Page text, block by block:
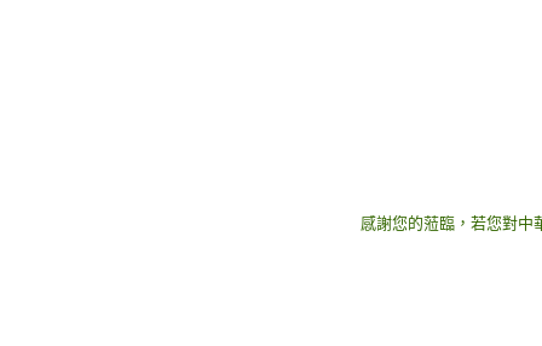
感謝您的蒞臨，若您對中